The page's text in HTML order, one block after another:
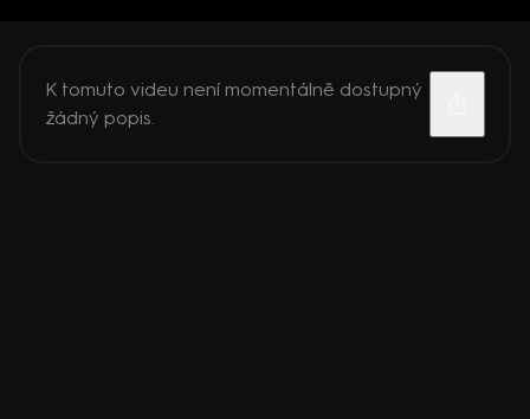
K tomuto videu není momentálně dostupný
žádný popis.